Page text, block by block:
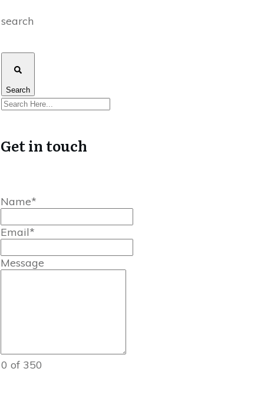
search
Search
Get in touch
Name*
Email*
Message
0 of 350